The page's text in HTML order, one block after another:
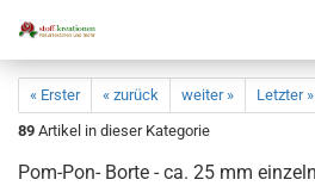
« Erster « zurück weiter »
Letzter »
89 Artikel in dieser Kategorie
Pom-Pon- Borte - ca. 25 mm